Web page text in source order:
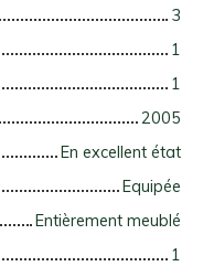
3
1
1
2005
En excellent état
Equipée
Entièrement meublé
1